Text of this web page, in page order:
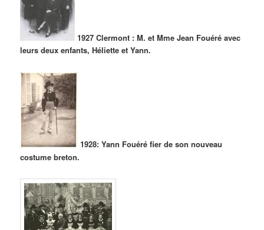
1927 Clermont : M. et Mme Jean Fouéré avec
leurs deux enfants, Héliette et Yann.
1928: Yann Fouéré fier de son nouveau
costume breton.